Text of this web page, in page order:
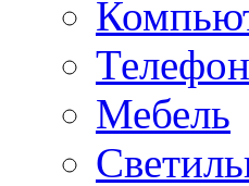
Мебель